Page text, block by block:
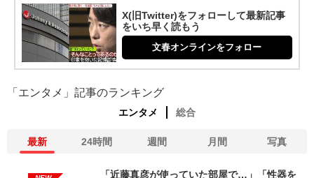
X(旧Twitter)をフォローして最新記事
をいち早く読もう
文春オンラインをフォロー
「エンタメ」記事のランキング
エンタメ 総合
最新 24時間 週間 月間 写真
「近藤真彦が使っていた部屋で…」「性器を